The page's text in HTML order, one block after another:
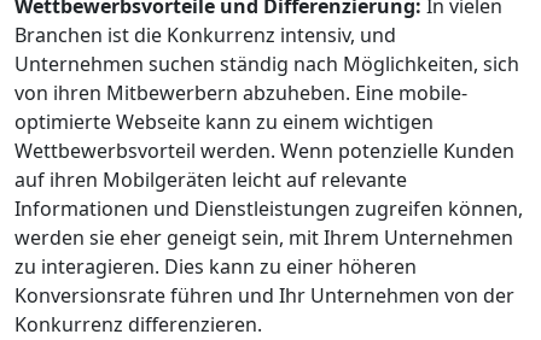
Wettbewerbsvorteile und Differenzierung: In vielen
Branchen ist die Konkurrenz intensiv, und
Unternehmen suchen ständig nach Möglichkeiten, sich
von ihren Mitbewerbern abzuheben. Eine mobile-
optimierte Webseite kann zu einem wichtigen
Wettbewerbsvorteil werden. Wenn potenzielle Kunden
auf ihren Mobilgeräten leicht auf relevante
Informationen und Dienstleistungen zugreifen können,
werden sie eher geneigt sein, mit Ihrem Unternehmen
zu interagieren. Dies kann zu einer höheren
Konversionsrate führen und Ihr Unternehmen von der
Konkurrenz differenzieren.